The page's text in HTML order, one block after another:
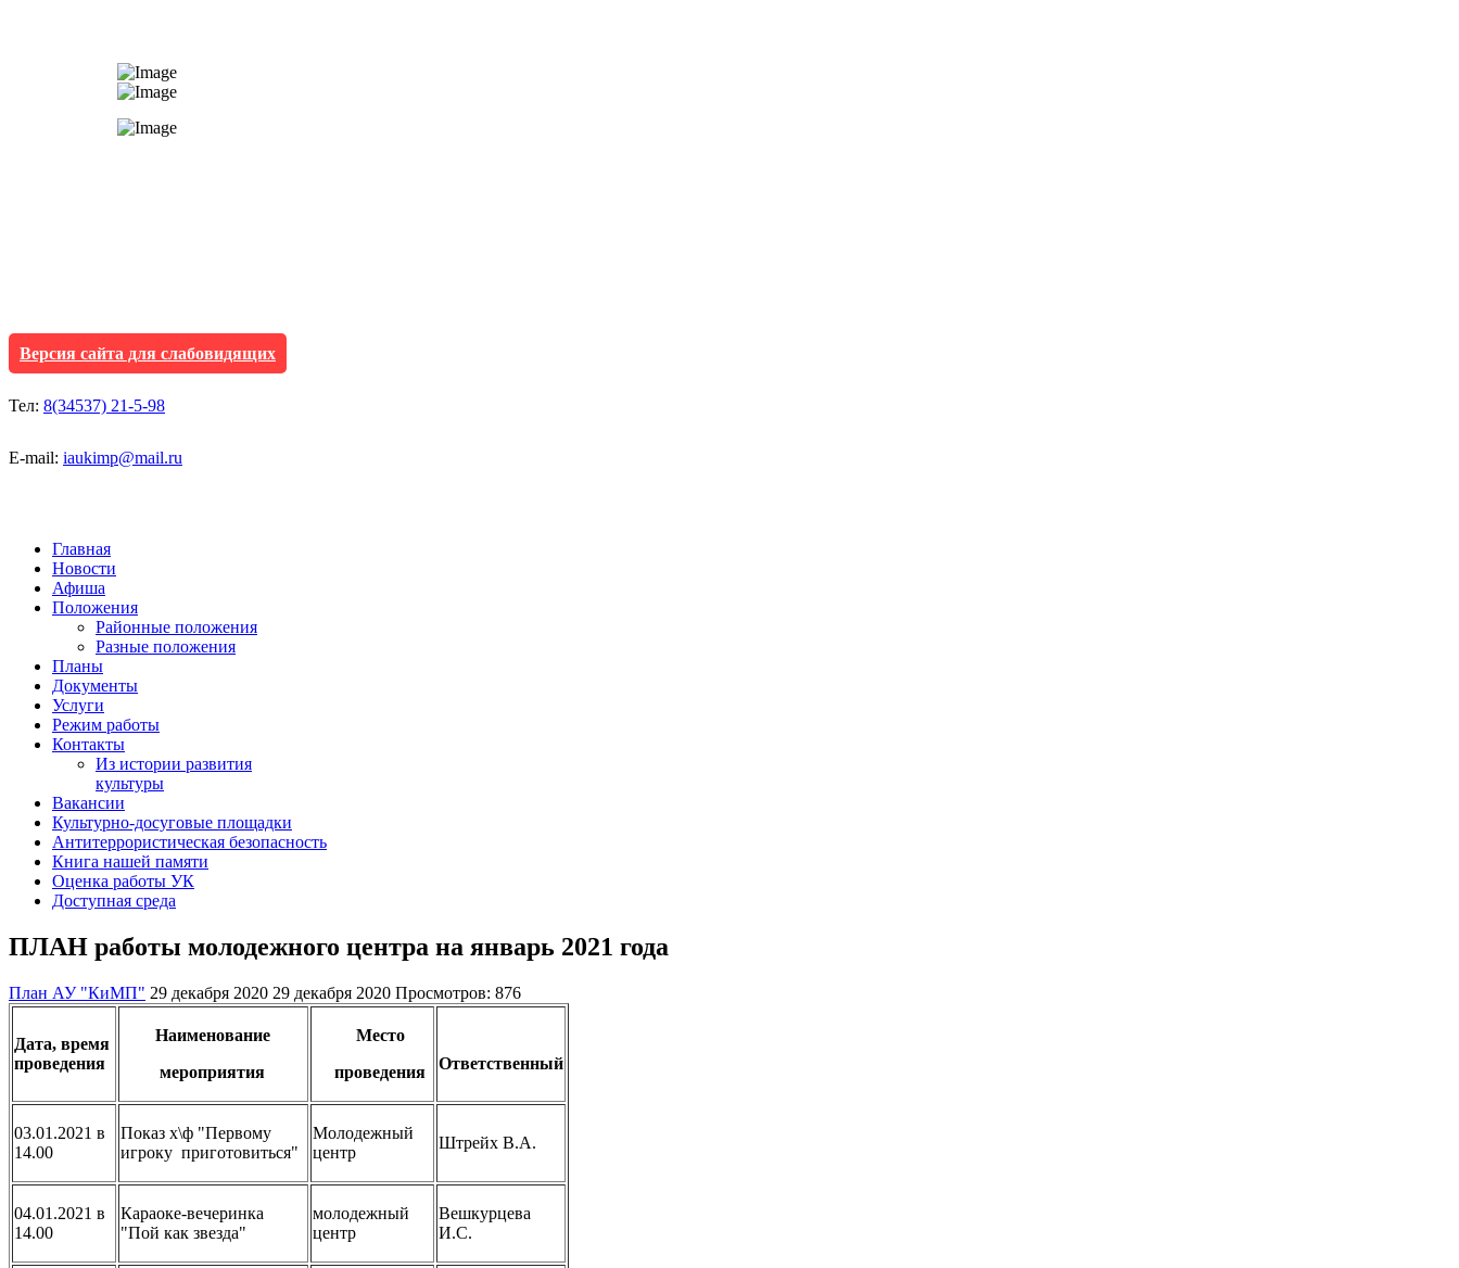
Версия сайта для слабовидящих
Тел: 8(34537) 21-5-98
E-mail: iaukimp@mail.ru
Главная
Новости
Афиша
Положения
Районные положения
Разные положения
Планы
Документы
Услуги
Режим работы
Контакты
Из истории развития
культуры
Вакансии
Культурно-досуговые площадки
Антитеррористическая безопасность
Книга нашей памяти
Оценка работы УК
Доступная среда
ПЛАН работы молодежного центра на январь 2021 года
План АУ "КиМП" 29 декабря 2020 29 декабря 2020 Просмотров: 876
Дата, время
проведения
Наименование
мероприятия
Место
проведения
Ответственный
03.01.2021 в
14.00
Показ х\ф "Первому
игроку приготовиться"
Молодежный
центр
Штрейх В.А.
04.01.2021 в
14.00
Караоке-вечеринка
"Пой как звезда"
молодежный
центр
Вешкурцева
И.С.